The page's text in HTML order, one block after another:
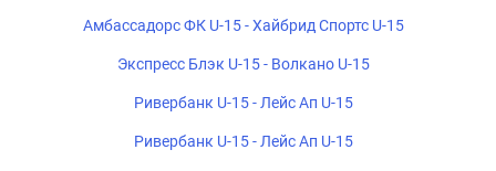
Амбассадорс ФК U-15 - Хайбрид Спортс U-15
Экспресс Блэк U-15 - Волкано U-15
Ривербанк U-15 - Лейс Ап U-15
Ривербанк U-15 - Лейс Ап U-15